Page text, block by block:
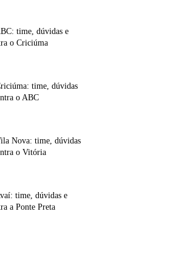
time, dúvidas e
o Criciúma
time, dúvidas
o ABC
Nova: time, dúvidas
o Vitória
time, dúvidas e
a Ponte Preta